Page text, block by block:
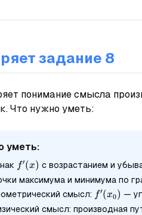
задание 8
понимание смысла
Что нужно уметь:
уметь:
f'(x)
f′(x) с возрастанием и
максимума и минимума по
смысл: f'(x_0)
f′(x0) —
смысл: производная